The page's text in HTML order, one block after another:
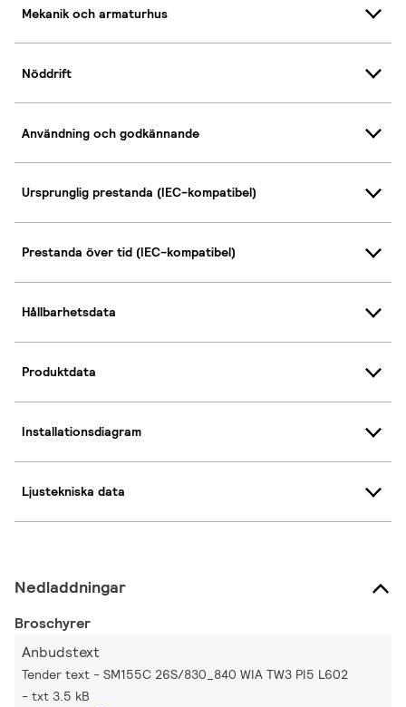
Mekanik och armaturhus
Nöddrift
Användning och godkännande
Ursprunglig prestanda (IEC-kompatibel)
Prestanda över tid (IEC-kompatibel)
Hållbarhetsdata
Produktdata
Installationsdiagram
Ljustekniska data
Nedladdningar
Broschyrer
Anbudstext
Tender text - SM155C 26S/830_840 WIA TW3 PI5 L602
txt 3.5 kB